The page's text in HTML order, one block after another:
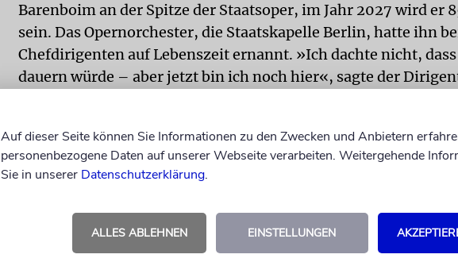
Barenboim an der Spitze der Staatsoper, im Jahr 2027 wird er
sein. Das Opernorchester, die Staatskapelle Berlin, hatte ihn
Chefdirigenten auf Lebenszeit ernannt. »Ich dachte nicht, dass
dauern würde – aber jetzt bin ich noch hier«, sagte der
wolle, wie es ihm seine Gesundheit erlaube. »Wenn meine
nachgeben, werde ich sofort gehen. Ich möchte hier nicht als
Loyalität gehalten werden.« Es gehe nicht um ihn, sondern um
Die Verhandlungen zwischen Barenboim und dem Berliner
Auf dieser Seite können Sie Informationen zu den Zwecken und Anbietern
personenbezogene Daten auf unserer Webseite verarbeiten. Weitergehende
Sie in unserer Datenschutzerklärung.
ALLES ABLEHNEN EINSTELLUNGEN